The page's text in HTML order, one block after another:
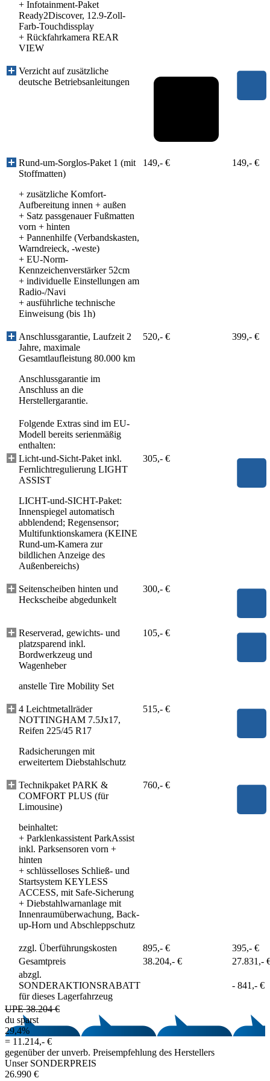
+ Infotainment-Paket
Ready2Discover, 12.9-Zoll-
Farb-Touchdissplay
+ Rückfahrkamera REAR
VIEW
Verzicht auf zusätzliche
deutsche Betriebsanleitungen
Rund-um-Sorglos-Paket 1 (mit
Stoffmatten)
+ zusätzliche Komfort-
Aufbereitung innen + außen
+ Satz passgenauer Fußmatten
vorn + hinten
+ Pannenhilfe (Verbandskasten,
Warndreieck, -weste)
+ EU-Norm-
Kennzeichenverstärker 52cm
+ individuelle Einstellungen am
Radio-/Navi
+ ausführliche technische
Einweisung (bis 1h)
149,- € 149,- €
Anschlussgarantie, Laufzeit 2
Jahre, maximale
Gesamtlaufleistung 80.000 km
Anschlussgarantie im
Anschluss an die
Herstellergarantie.
520,- € 399,- €
Folgende Extras sind im EU-
Modell bereits serienmäßig
enthalten:
Licht-und-Sicht-Paket inkl.
Fernlichtregulierung LIGHT
ASSIST
LICHT-und-SICHT-Paket:
Innenspiegel automatisch
abblendend; Regensensor;
Multifunktionskamera (KEINE
Rund-um-Kamera zur
bildlichen Anzeige des
Außenbereichs)
305,- €
Seitenscheiben hinten und
Heckscheibe abgedunkelt
300,- €
Reserverad, gewichts- und
platzsparend inkl.
Bordwerkzeug und
Wagenheber
anstelle Tire Mobility Set
105,- €
4 Leichtmetallräder
NOTTINGHAM 7.5Jx17,
Reifen 225/45 R17
Radsicherungen mit
erweitertem Diebstahlschutz
515,- €
Technikpaket PARK &
COMFORT PLUS (für
Limousine)
beinhaltet:
+ Parklenkassistent ParkAssist
inkl. Parksensoren vorn +
hinten
+ schlüsselloses Schließ- und
Startsystem KEYLESS
ACCESS, mit Safe-Sicherung
+ Diebstahlwarnanlage mit
Innenraumüberwachung, Back-
up-Horn und Abschleppschutz
760,- €
zzgl. Überführungskosten 895,- €
395,- €
Gesamtpreis
38.204,- €
27.831,-
abzgl.
SONDERAKTIONSRABATT
für dieses Lagerfahrzeug
- 841,- €
UPE 38.204 €
du sparst
29,4%
= 11.214,- €
gegenüber der unverb. Preisempfehlung des Herstellers
Unser SONDERPREIS
26.990 €